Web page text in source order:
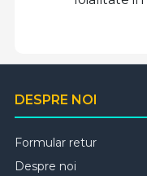
DESPRE NOI
Formular retur
Despre noi